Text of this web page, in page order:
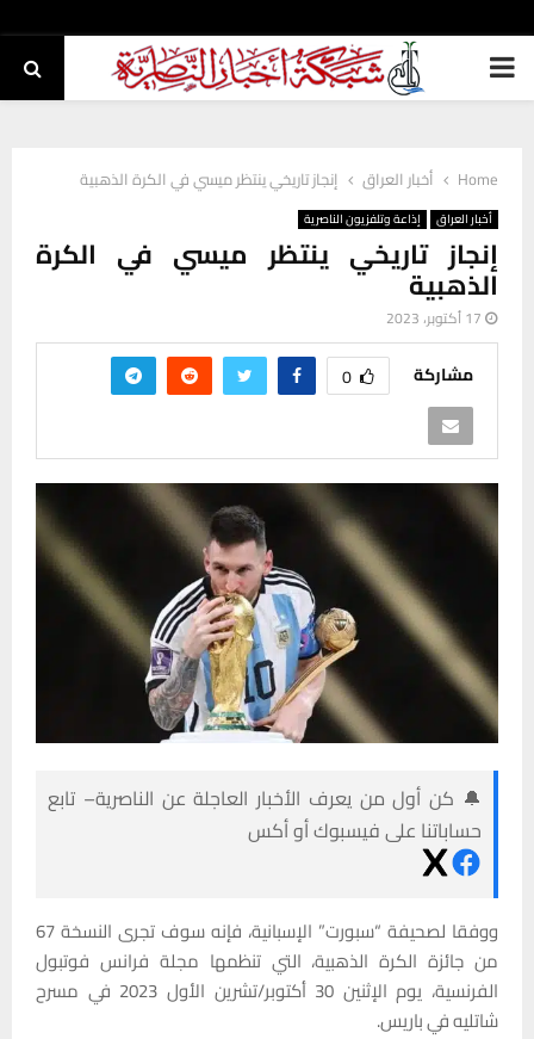
PRIMARY
Home أخبار العراق إنجاز تاريخي ينتظر ميسي في الكرة الذهبية
أخبار العراق إذاعة وتلفزيون الناصرية
إنجاز تاريخي ينتظر ميسي في الكرة
الذهبية
17 أكتوبر، 2023
مشاركة 0
🔔 كن أول من يعرف الأخبار العاجلة عن الناصرية– تابع
حساباتنا على فيسبوك أو أكس
ووفقا لصحيفة “سبورت” الإسبانية، فإنه سوف تجرى النسخة 67
من جائزة الكرة الذهبية، التي تنظمها مجلة فرانس فوتبول
الفرنسية، يوم الإثنين 30 أكتوبر/تشرين الأول 2023 في مسرح
شاتليه في باريس.